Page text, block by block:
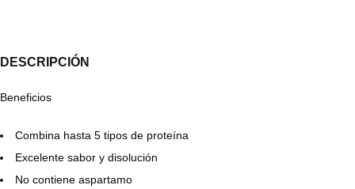
DESCRIPCIÓN
Beneficios
Combina hasta 5 tipos de proteína
Excelente sabor y disolución
No contiene aspartamo